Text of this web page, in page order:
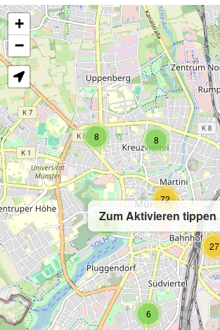
Zum Aktivieren tippen
8
6
8
27
5
72
+
−